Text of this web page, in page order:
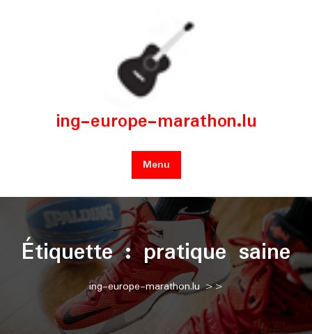
ing-europe-marathon.lu
Menu
Étiquette :pratique saine
ing-europe-marathon.lu>>